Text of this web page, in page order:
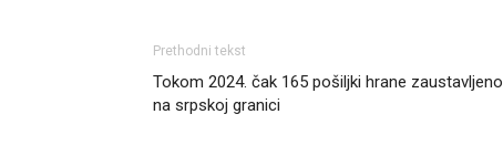
Prethodni tekst
Tokom 2024. čak 165 pošiljki hrane zaustavljeno
na srpskoj granici